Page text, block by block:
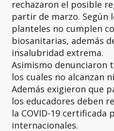
rechazaron el posible
partir de marzo. Según
planteles no cumplen
biosanitarias, además
insalubridad extrema.
Asimismo denunciaron
los cuales no alcanzan
Además exigieron que
los educadores deben
la COVID-19 certificada
internacionales.